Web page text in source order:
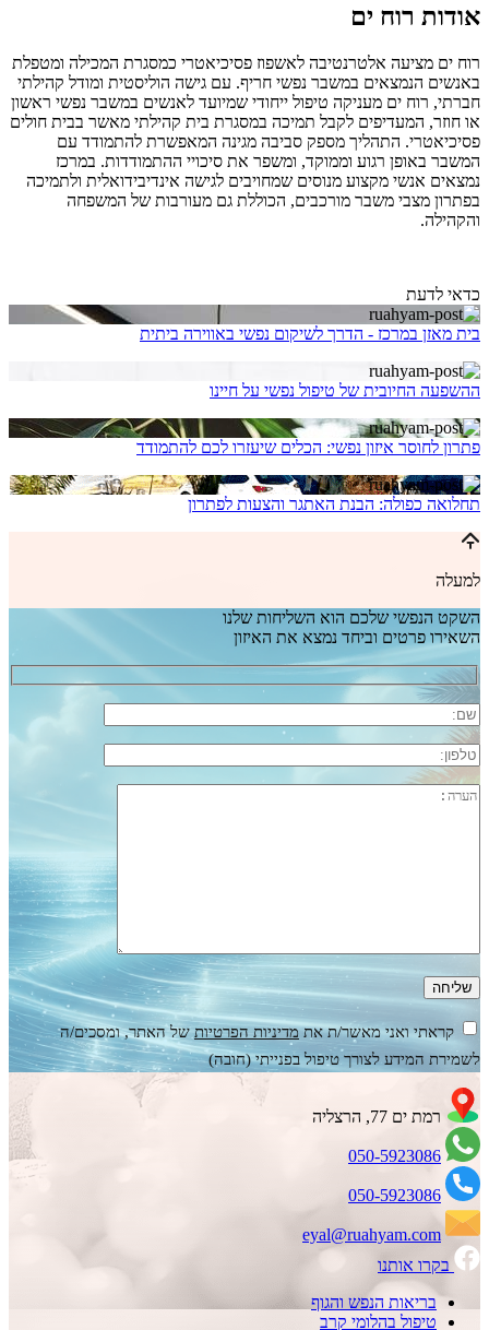
אודות רוח ים
רוח ים מציעה אלטרנטיבה לאשפוז פסיכיאטרי כמסגרת המכילה ומטפלת
באנשים הנמצאים במשבר נפשי חריף. עם גישה הוליסטית ומודל קהילתי
חברתי, רוח ים מעניקה טיפול ייחודי שמיועד לאנשים במשבר נפשי ראשון
או חוזר, המעדיפים לקבל תמיכה במסגרת בית קהילתי מאשר בבית חולים
פסיכיאטרי. התהליך מספק סביבה מגינה המאפשרת להתמודד עם
המשבר באופן רגוע וממוקד, ומשפר את סיכויי ההתמודדות. במרכז
נמצאים אנשי מקצוע מנוסים שמחויבים לגישה אינדיבידואלית ולתמיכה
בפתרון מצבי משבר מורכבים, הכוללת גם מעורבות של המשפחה
והקהילה.
כדאי לדעת
בית מאזן במרכז - הדרך לשיקום נפשי באווירה ביתית
ההשפעה החיובית של טיפול נפשי על חיינו
פתרון לחוסר איזון נפשי: הכלים שיעזרו לכם להתמודד
תחלואה כפולה: הבנת האתגר והצעות לפתרון
למעלה
השקט הנפשי שלכם הוא השליחות שלנו
השאירו פרטים וביחד נמצא את האיזון
קראתי ואני מאשר/ת אתמדיניות הפרטיותשל האתר, ומסכים/ה
לשמירת המידע לצורך טיפול בפנייתי (חובה)
רמת ים 77, הרצליה
050-5923086
050-5923086
eyal@ruahyam.com
בקרו אותנו
בריאות הנפש והגוף
טיפול בהלומי קרב